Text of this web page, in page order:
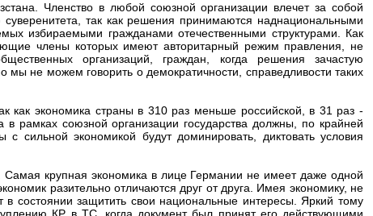
Членство в любой союзной организации влечет за собой
так как решения принимаются наднациональными
избираемыми гражданами отечественными структурами. Как
члены которых имеют авторитарный режим правления, не
организаций, граждан, когда решения зачастую
не можем говорить о демократичности, справедливости таких
как экономика страны в 310 раз меньше российской, в 31 раз -
рамках союзной организации государства должны, по крайней
сильной экономикой будут доминировать, диктовать условия
крупная экономика в лице Германии не имеет даже одной
разительно отличаются друг от друга. Имея экономику, не
состоянии защитить свои национальные интересы. Яркий тому